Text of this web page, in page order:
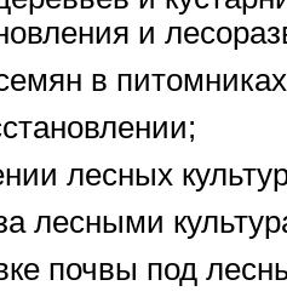
и
в
лесных
лесными
почвы под